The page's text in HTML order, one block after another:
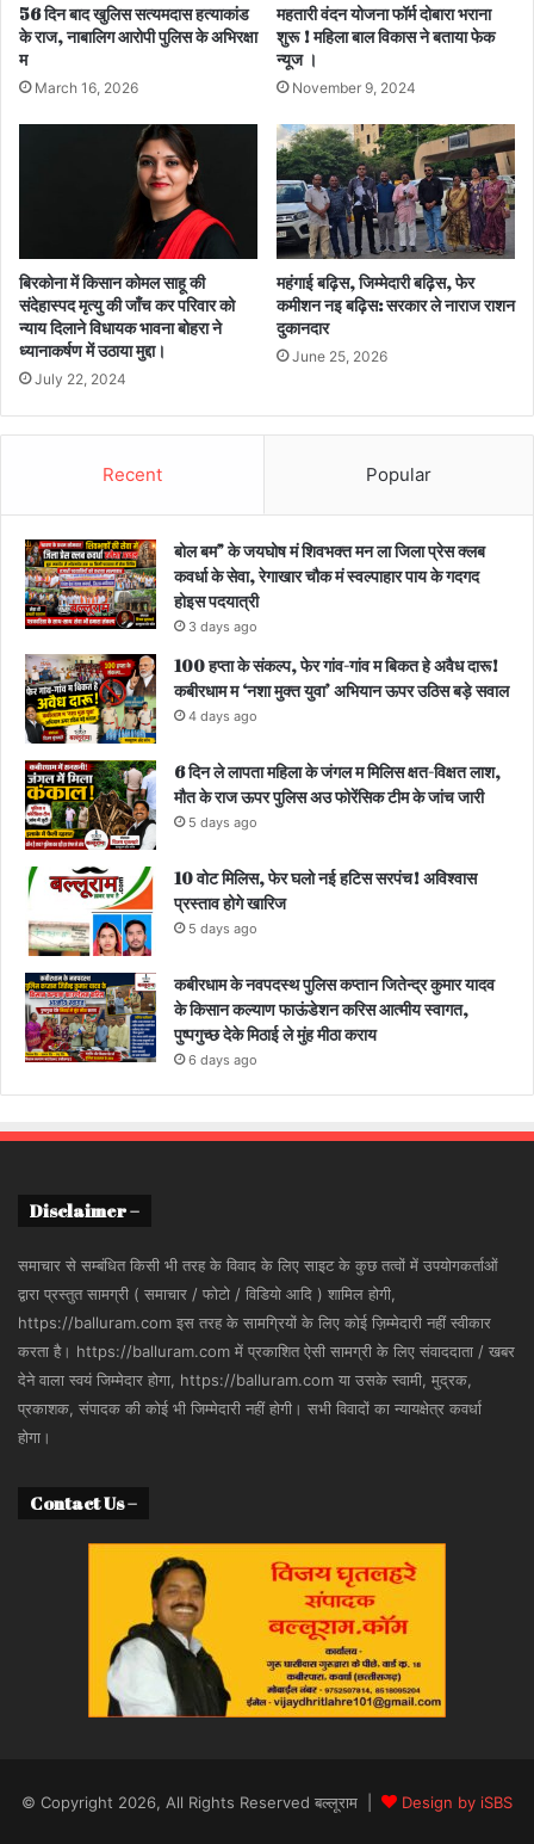
56 दिन बाद खुलिस सत्यमदास हत्याकांड
के राज, नाबालिग आरोपी पुलिस के अभिरक्षा
म
March 16, 2026
महतारी वंदन योजना फॉर्म दोबारा भराना
शुरू ! महिला बाल विकास ने बताया फेक
न्यूज ।
November 9, 2024
बिरकोना में किसान कोमल साहू की
संदेहास्पद मृत्यु की जाँच कर परिवार को
न्याय दिलाने विधायक भावना बोहरा ने
ध्यानाकर्षण में उठाया मुद्दा।
July 22, 2024
महंगाई बढ़िस, जिम्मेदारी बढ़िस, फेर
कमीशन नइ बढ़िस: सरकार ले नाराज राशन
दुकानदार
June 25, 2026
Recent Popular
बोल बम” के जयघोष मं शिवभक्त मन ला जिला प्रेस क्लब
कवर्धा के सेवा, रेगाखार चौक मं स्वल्पाहार पाय के गदगद
होइस पदयात्री
3 days ago
100 हप्ता के संकल्प, फेर गांव-गांव म बिकत हे अवैध दारू!
कबीरधाम म ‘नशा मुक्त युवा’ अभियान ऊपर उठिस बड़े सवाल
4 days ago
6 दिन ले लापता महिला के जंगल म मिलिस क्षत-विक्षत लाश,
मौत के राज ऊपर पुलिस अउ फोरेंसिक टीम के जांच जारी
5 days ago
10 वोट मिलिस, फेर घलो नई हटिस सरपंच! अविश्वास
प्रस्ताव होगे खारिज
5 days ago
कबीरधाम के नवपदस्थ पुलिस कप्तान जितेन्द्र कुमार यादव
के किसान कल्याण फाऊंडेशन करिस आत्मीय स्वागत,
पुष्पगुच्छ देके मिठाई ले मुंह मीठा कराय
6 days ago
Disclaimer –
समाचार से सम्बंधित किसी भी तरह के विवाद के लिए साइट के कुछ तत्वों में उपयोगकर्ताओं
द्वारा प्रस्तुत सामग्री ( समाचार / फोटो / विडियो आदि ) शामिल होगी,
https://balluram.com इस तरह के सामग्रियों के लिए कोई ज़िम्मेदारी नहीं स्वीकार
करता है। https://balluram.com में प्रकाशित ऐसी सामग्री के लिए संवाददाता / खबर
देने वाला स्वयं जिम्मेदार होगा, https://balluram.com या उसके स्वामी, मुद्रक,
प्रकाशक, संपादक की कोई भी जिम्मेदारी नहीं होगी। सभी विवादों का न्यायक्षेत्र कवर्धा
होगा।
Contact Us –
© Copyright 2026, All Rights Reserved बल्लूराम | Design by iSBS